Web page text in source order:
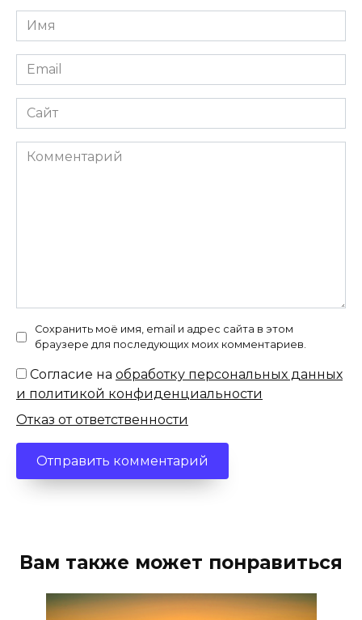
Имя
*
Email
*
Сайт
Комментарий
Сохранить моё имя, email и адрес сайта в этом
браузере для последующих моих комментариев.
Согласие на обработку персональных данных
и политикой конфиденциальности
Отказ от ответственности
Вам также может понравиться